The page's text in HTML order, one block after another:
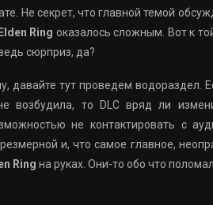
Не секрет, что главной темой
Elden Ring оказалось сложным. Вот к
сюрприз, да?
давайте тут проведем
возбудила, то DLC вряд ли
не контактировать с
и, что самое главное,
Ring на руках. Они-то обо что